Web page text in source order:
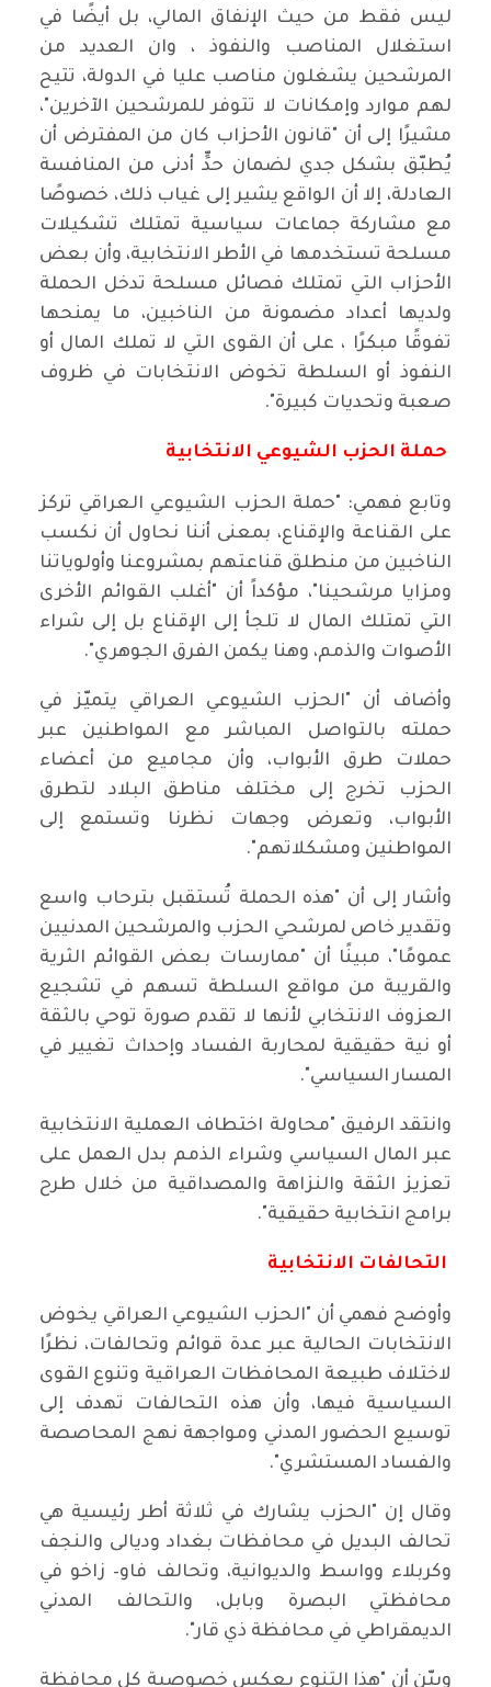
ليس فقط من حيث الإنفاق المالي، بل أيضًا في
استغلال المناصب والنفوذ ، وان العديد من
المرشحين يشغلون مناصب عليا في الدولة، تتيح
لهم موارد وإمكانات لا تتوفر للمرشحين الآخرين"،
مشيرًا إلى أن "قانون الأحزاب كان من المفترض أن
يُطبّق بشكل جدي لضمان حدٍّ أدنى من المنافسة
العادلة، إلا أن الواقع يشير إلى غياب ذلك، خصوصًا
مع مشاركة جماعات سياسية تمتلك تشكيلات
مسلحة تستخدمها في الأطر الانتخابية، وأن بعض
الأحزاب التي تمتلك فصائل مسلحة تدخل الحملة
ولديها أعداد مضمونة من الناخبين، ما يمنحها
تفوقًا مبكرًا ، على أن القوى التي لا تملك المال أو
النفوذ أو السلطة تخوض الانتخابات في ظروف
صعبة وتحديات كبيرة".
حملة الحزب الشيوعي الانتخابية
وتابع فهمي: "حملة الحزب الشيوعي العراقي تركز
على القناعة والإقناع، بمعنى أننا نحاول أن نكسب
الناخبين من منطلق قناعتهم بمشروعنا وأولوياتنا
ومزايا مرشحينا"، مؤكداً أن "أغلب القوائم الأخرى
التي تمتلك المال لا تلجأ إلى الإقناع بل إلى شراء
الأصوات والذمم، وهنا يكمن الفرق الجوهري".
وأضاف أن "الحزب الشيوعي العراقي يتميّز في
حملته بالتواصل المباشر مع المواطنين عبر
حملات طرق الأبواب، وأن مجاميع من أعضاء
الحزب تخرج إلى مختلف مناطق البلاد لتطرق
الأبواب، وتعرض وجهات نظرنا وتستمع إلى
المواطنين ومشكلاتهم".
وأشار إلى أن "هذه الحملة تُستقبل بترحاب واسع
وتقدير خاص لمرشحي الحزب والمرشحين المدنيين
عمومًا"، مبينًا أن "ممارسات بعض القوائم الثرية
والقريبة من مواقع السلطة تسهم في تشجيع
العزوف الانتخابي لأنها لا تقدم صورة توحي بالثقة
أو نية حقيقية لمحاربة الفساد وإحداث تغيير في
المسار السياسي".
وانتقد الرفيق "محاولة اختطاف العملية الانتخابية
عبر المال السياسي وشراء الذمم بدل العمل على
تعزيز الثقة والنزاهة والمصداقية من خلال طرح
برامج انتخابية حقيقية".
التحالفات الانتخابية
وأوضح فهمي أن "الحزب الشيوعي العراقي يخوض
الانتخابات الحالية عبر عدة قوائم وتحالفات، نظرًا
لاختلاف طبيعة المحافظات العراقية وتنوع القوى
السياسية فيها، وأن هذه التحالفات تهدف إلى
توسيع الحضور المدني ومواجهة نهج المحاصصة
والفساد المستشري".
وقال إن "الحزب يشارك في ثلاثة أطر رئيسية هي
تحالف البديل في محافظات بغداد وديالى والنجف
وكربلاء وواسط والديوانية، وتحالف فاو– زاخو في
محافظتي البصرة وبابل، والتحالف المدني
الديمقراطي في محافظة ذي قار".
وبيّن أن "هذا التنوع يعكس خصوصية كل محافظة